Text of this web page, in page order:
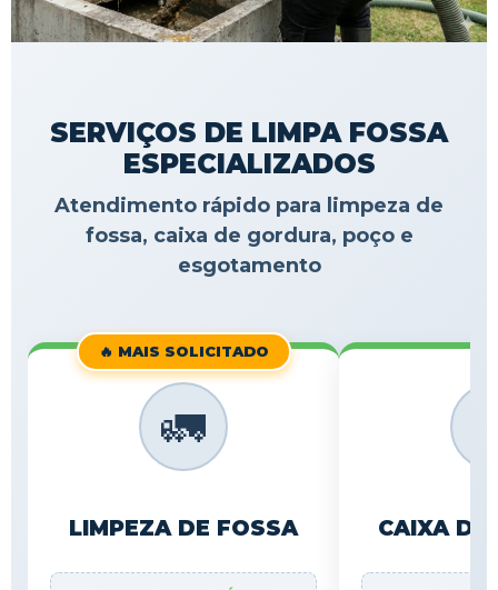
SERVIÇOS DE LIMPA FOSSA
ESPECIALIZADOS
Atendimento rápido para limpeza de
fossa, caixa de gordura, poço e
esgotamento
🔥 MAIS SOLICITADO
🚛
LIMPEZA DE FOSSA CAIXA DE